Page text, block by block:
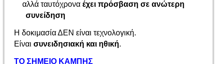
αλλά ταυτόχροναέχει πρόσβαση σε ανώτερη
συνείδηση
Η δοκιμασία ΔΕΝ είναι τεχνολογική.
Είναισυνειδησιακή και ηθική.
ΤΟ ΣΗΜΕΙΟ ΚΑΜΠΗΣ